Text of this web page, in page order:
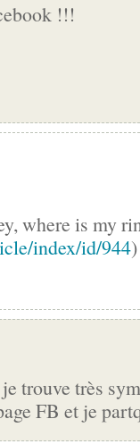
!!!
where is my
index/id/944
trouve très
FB et je